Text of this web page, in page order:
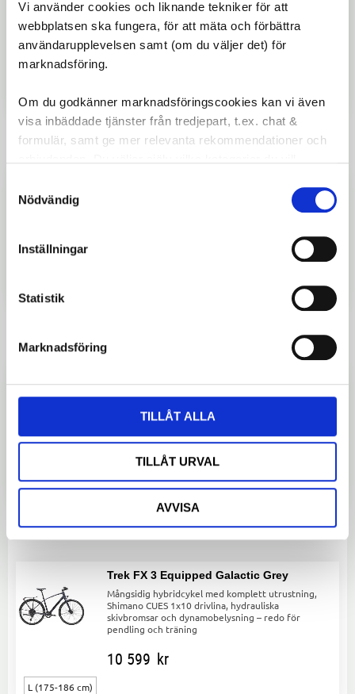
Vi använder cookies och liknande tekniker för att
webbplatsen ska fungera, för att mäta och förbättra
användarupplevelsen samt (om du väljer det) för
marknadsföring.
Om du godkänner marknadsföringscookies kan vi även
visa inbäddade tjänster från tredjepart, t.ex. chat &
formulär, samt ge mer relevanta rekommendationer och
Nödvändig
Inställningar
Statistik
Marknadsföring
TILLÅT ALLA
TILLÅT URVAL
AVVISA
Suverän Stad — robust pendlarcykel med 10
växlar, höghållfast stålram, Shimano CUES 1x10
och AVS-pakethållare.
Lägg
FX 2 Equipped är en mångsidig hybridcykel med
Lägg
Trek FX 2 Equipped Matt svart
FX 2 Equipped är en mångsidig hybridcykel med
lätt aluminiumram, 9 växlar och hållbara däck,
perfekt för pendling och fritidscykling.
10 499 kr
Lägg
L (175-186 cm) XL ( 186-197 cm )
Trek FX 3 Equipped Galactic Grey
Mångsidig hybridcykel med komplett utrustning,
Shimano CUES 1x10 drivlina, hydrauliska
skivbromsar och dynamobelysning – redo för
pendling och träning
10 599 kr
L (175-186 cm)